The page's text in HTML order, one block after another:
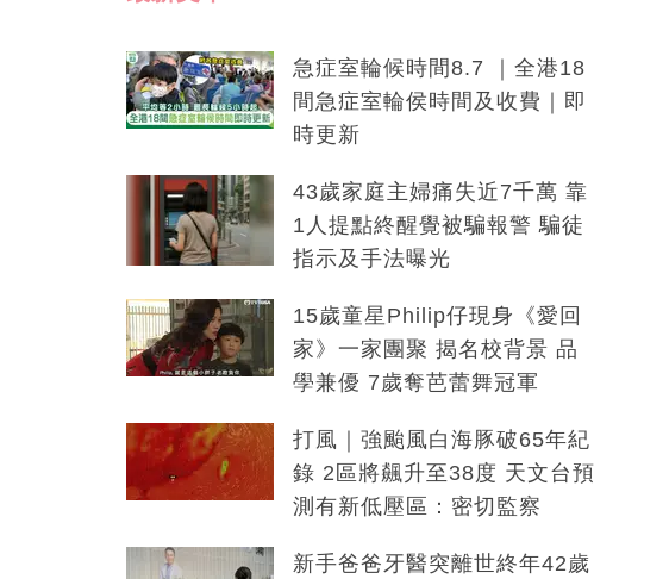
急症室輪候時間8.7 ｜全港18
間急症室輪侯時間及收費｜即
時更新
43歲家庭主婦痛失近7千萬 靠
1人提點終醒覺被騙報警 騙徒
指示及手法曝光
15歲童星Philip仔現身《愛回
家》一家團聚 揭名校背景 品
學兼優 7歲奪芭蕾舞冠軍
打風｜強颱風白海豚破65年紀
錄 2區將飆升至38度 天文台預
測有新低壓區：密切監察
新手爸爸牙醫突離世終年42歲